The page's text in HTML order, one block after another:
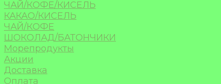
ЧАЙ/КОФЕ/КИСЕЛЬ
КАКАО/КИСЕЛЬ
ЧАЙ/КОФЕ
ШОКОЛАД/БАТОНЧИКИ
Морепродукты
Акции
Доставка
Оплата